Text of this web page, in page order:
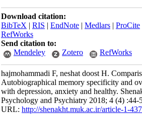
Download citation:
BibTeX|RIS|EndNote|Medlars|
RefWorks
Send citation to:
Mendeley
Zotero RefWorks
hajmohammadi F, neshat doost H.
Autobiographical memory specificity and
with depression, anxiety and healthy.
Psychology and Psychiatry 2018; 4 (4)
URL:http://shenakht.muk.ac.ir/article-1-